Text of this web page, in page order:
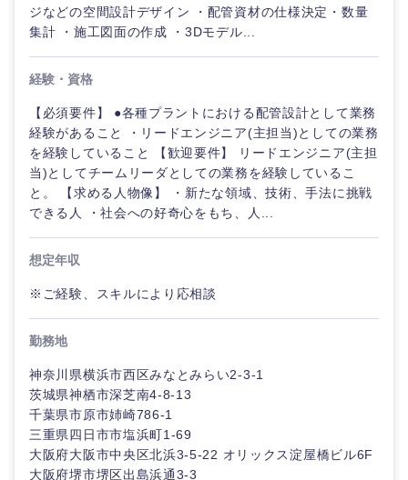
事務職
その他
甲信越・北陸
新潟県 富山県
石川県 福井県
山梨県 長野県
ジなどの空間設計デザイン ・配管資材の仕様決定・数量
集計 ・施工図面の作成 ・3Dモデル...
経験・資格
【必須要件】 ●各種プラントにおける配管設計として業務
経験があること ・リードエンジニア(主担当)としての業務
を経験していること 【歓迎要件】 リードエンジニア(主担
当)としてチームリーダとしての業務を経験しているこ
と。 【求める人物像】 ・新たな領域、技術、手法に挑戦
できる人 ・社会への好奇心をもち、人...
想定年収
※ご経験、スキルにより応相談
勤務地
神奈川県横浜市西区みなとみらい2-3-1
茨城県神栖市深芝南4-8-13
千葉県市原市姉崎786-1
三重県四日市市塩浜町1-69
大阪府大阪市中央区北浜3-5-22 オリックス淀屋橋ビル6F
大阪府堺市堺区出島浜通3-3